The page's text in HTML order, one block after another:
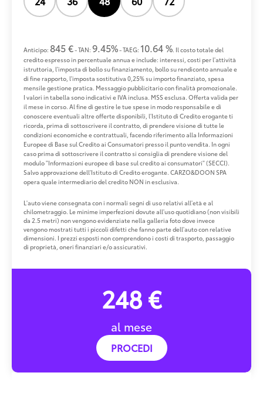
Anticipo: 845 €- TAN: 9.45%- TAEG: 10.64 %. Il costo totale del
credito espresso in percentuale annua e include: interessi, costi per l'attività
istruttoria, l'imposta di bollo su finanziamento, bollo su rendiconto annuale e
di fine rapporto, l'imposta sostitutiva 0,25% su importo finanziato, spesa
mensile gestione pratica. Messaggio pubblicitario con finalità promozionale.
I valori in tabella sono indicativi e IVA inclusa. MSS esclusa. Offerta valida per
il mese in corso. Al fine di gestire le tue spese in modo responsabile e di
conoscere eventuali altre offerte disponibili, l'Istituto di Credito erogante ti
ricorda, prima di sottoscrivere il contratto, di prendere visione di tutte le
condizioni economiche e contrattuali, facendo riferimento alla Informazioni
Europee di Base sul Credito ai Consumatori presso il punto vendita. In ogni
caso prima di sottoscrivere il contratto si consiglia di prendere visione del
modulo "Informazioni europee di base sul credito ai consumatori" (SECCI).
Salvo approvazione dell'Istituto di Credito erogante. CARZO&DOON SPA
opera quale intermediario del credito NON in esclusiva.
L'auto viene consegnata con i normali segni di uso relativi all'età e al
chilometraggio. Le minime imperfezioni dovute all'uso quotidiano (non visibili
da 2.5 metri) non vengono evidenziate nella galleria foto dove invece
vengono mostrati tutti i piccoli difetti che fanno parte dell'auto con relative
dimensioni. I prezzi esposti non comprendono i costi di trasporto, passaggio
di proprietà, oneri finanziari e/o assicurativi.
248 €
al mese
PROCEDI